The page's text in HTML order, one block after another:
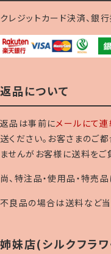
クレジットカード決済、銀
返品について
返品は事前にメールにて
送ください。お客さまのご
ませんがお客様に送料をご
尚、特注品・使用品・特売
不良品の場合は送料など当
姉妹店(シルクフラ